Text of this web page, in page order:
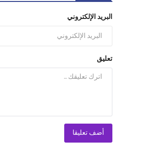
البريد الإلكتروني
تعليق
أضف تعليقا